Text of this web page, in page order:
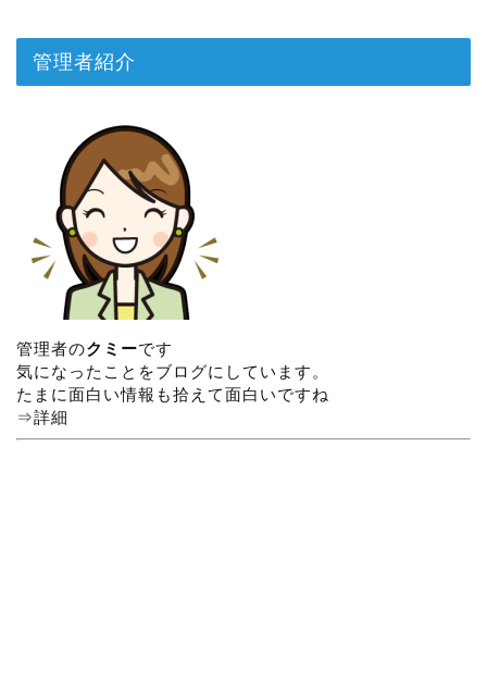
管理者紹介
管理者のクミーです
気になったことをブログにしています。
たまに面白い情報も拾えて面白いですね
⇒詳細